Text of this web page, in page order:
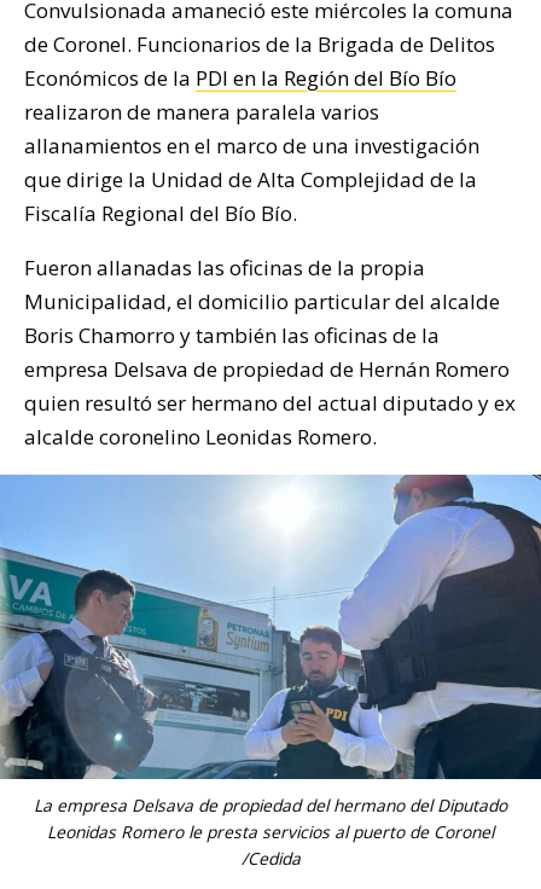
Convulsionada amaneció este miércoles la comuna
de Coronel. Funcionarios de la Brigada de Delitos
Económicos de la PDI en la Región del Bío Bío
realizaron de manera paralela varios
allanamientos en el marco de una investigación
que dirige la Unidad de Alta Complejidad de la
Fiscalía Regional del Bío Bío.
Fueron allanadas las oficinas de la propia
Municipalidad, el domicilio particular del alcalde
Boris Chamorro y también las oficinas de la
empresa Delsava de propiedad de Hernán Romero
quien resultó ser hermano del actual diputado y ex
alcalde coronelino Leonidas Romero.
La empresa Delsava de propiedad del hermano del Diputado
Leonidas Romero le presta servicios al puerto de Coronel
/Cedida